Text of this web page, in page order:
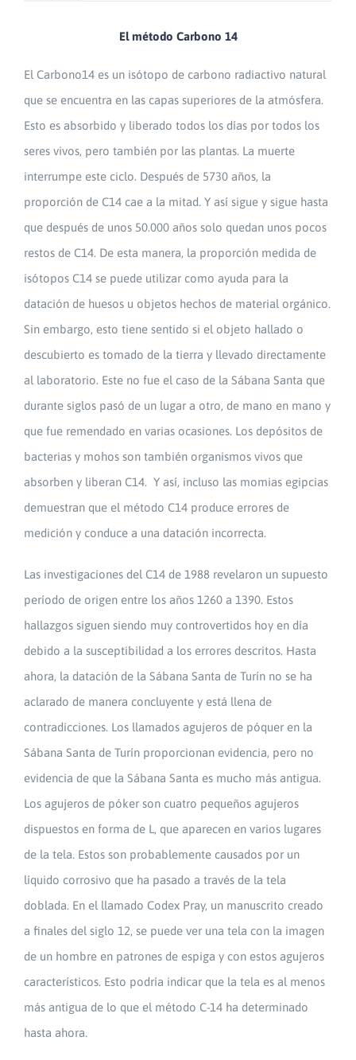
El método Carbono 14
El Carbono14 es un isótopo de carbono radiactivo natural
que se encuentra en las capas superiores de la atmósfera.
Esto es absorbido y liberado todos los días por todos los
seres vivos, pero también por las plantas. La muerte
interrumpe este ciclo. Después de 5730 años, la
proporción de C14 cae a la mitad. Y así sigue y sigue hasta
que después de unos 50.000 años solo quedan unos pocos
restos de C14. De esta manera, la proporción medida de
isótopos C14 se puede utilizar como ayuda para la
datación de huesos u objetos hechos de material orgánico.
Sin embargo, esto tiene sentido si el objeto hallado o
descubierto es tomado de la tierra y llevado directamente
al laboratorio. Este no fue el caso de la Sábana Santa que
durante siglos pasó de un lugar a otro, de mano en mano y
que fue remendado en varias ocasiones. Los depósitos de
bacterias y mohos son también organismos vivos que
absorben y liberan C14. Y así, incluso las momias egipcias
demuestran que el método C14 produce errores de
medición y conduce a una datación incorrecta.
Las investigaciones del C14 de 1988 revelaron un supuesto
período de origen entre los años 1260 a 1390. Estos
hallazgos siguen siendo muy controvertidos hoy en día
debido a la susceptibilidad a los errores descritos. Hasta
ahora, la datación de la Sábana Santa de Turín no se ha
aclarado de manera concluyente y está llena de
contradicciones. Los llamados agujeros de póquer en la
Sábana Santa de Turín proporcionan evidencia, pero no
evidencia de que la Sábana Santa es mucho más antigua.
Los agujeros de póker son cuatro pequeños agujeros
dispuestos en forma de L, que aparecen en varios lugares
de la tela. Estos son probablemente causados por un
líquido corrosivo que ha pasado a través de la tela
doblada. En el llamado Codex Pray, un manuscrito creado
a finales del siglo 12, se puede ver una tela con la imagen
de un hombre en patrones de espiga y con estos agujeros
característicos. Esto podría indicar que la tela es al menos
más antigua de lo que el método C-14 ha determinado
hasta ahora.